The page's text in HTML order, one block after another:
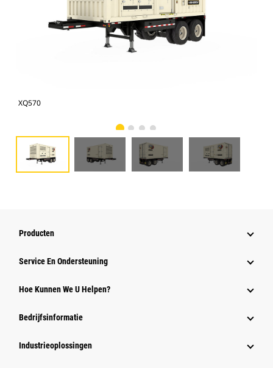
XQ570
Producten
Service En Ondersteuning
Hoe Kunnen We U Helpen?
Bedrijfsinformatie
Industrieoplossingen